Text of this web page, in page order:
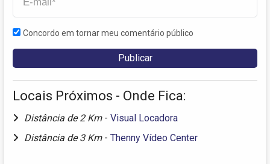
Concordo em tornar meu comentário público
Locais Próximos - Onde Fica:
Distância de 2 Km - Visual Locadora
Distância de 3 Km - Thenny Vídeo Center